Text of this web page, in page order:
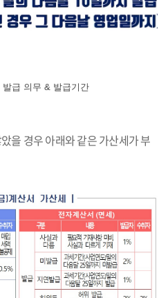
발급 의무 & 발급기간
을 경우 아래와 같은 가산세가 부